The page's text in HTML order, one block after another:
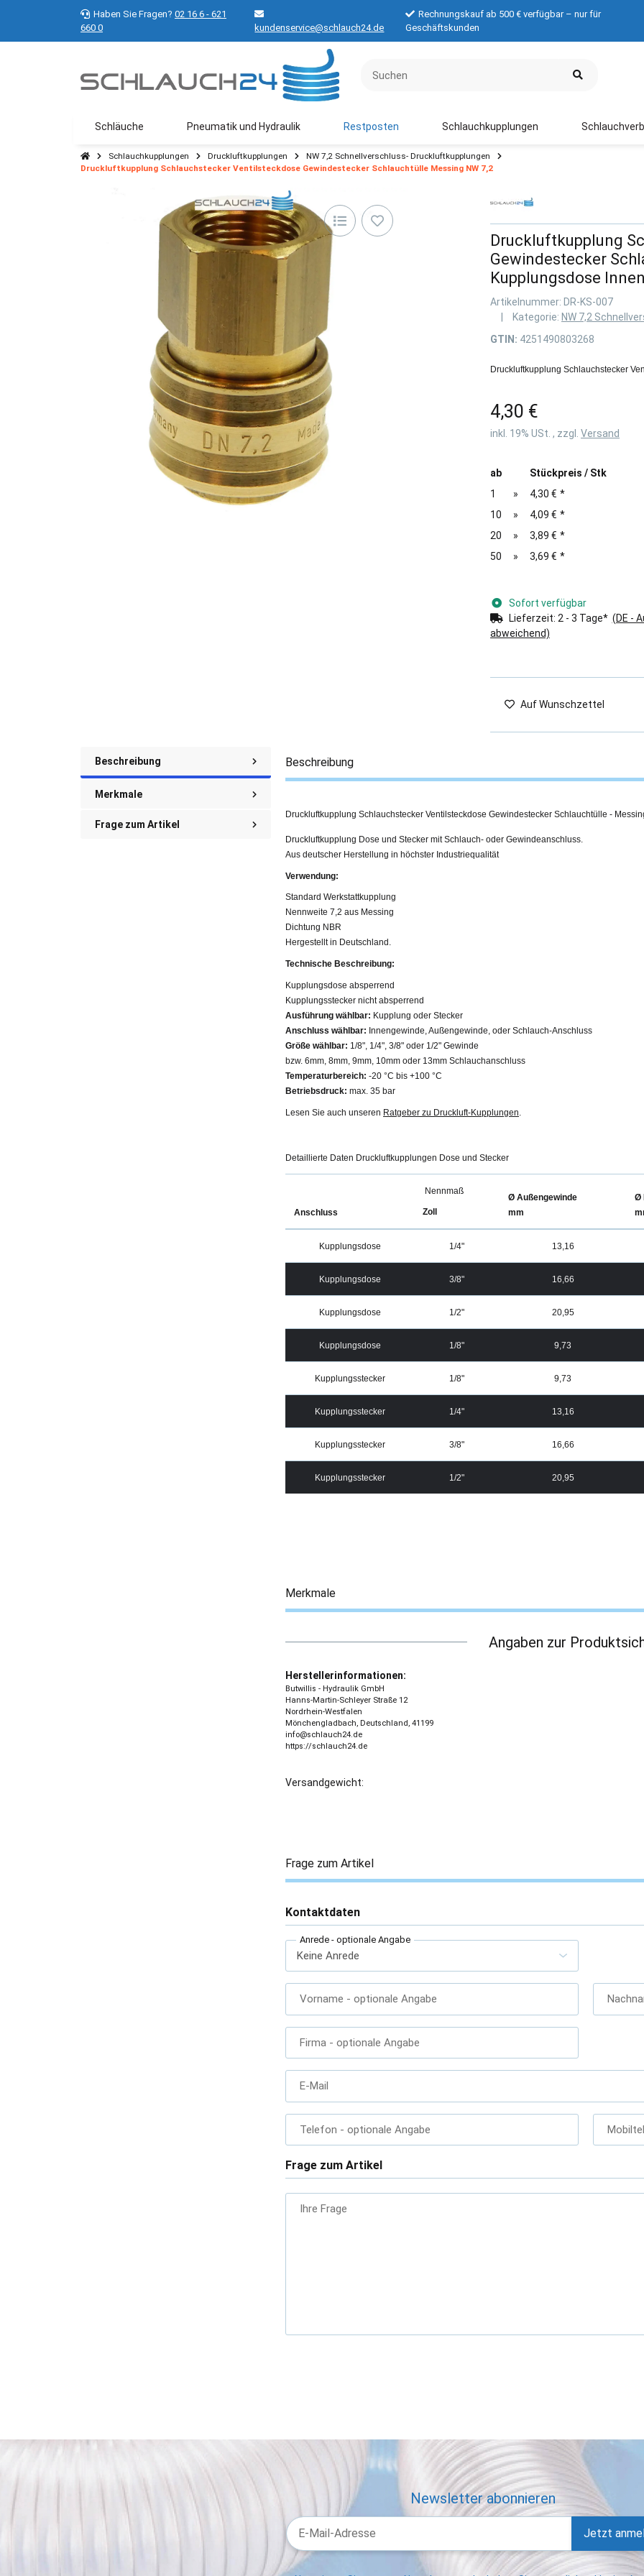
Haben Sie Fragen? 02 16 6 - 621
660 0
kundenservice@schlauch24.de
Rechnungskauf ab 500 € verfügbar – nur für
Geschäftskunden
Schläuche Pneumatik und Hydraulik Restposten Schlauchkupplungen
Schlauchkupplungen Druckluftkupplungen
NW 7,2 Schnellverschluss- Druckluftkupplungen
Druckluftkupplung Schlauchstecker Ventilsteckdose Gewindestecker Schlauchtülle Messing NW 7,2
Druckluftkupplung
Gewindestecker
Kupplungsdose
Artikelnummer: DR-KS-007
Kategorie: NW 7,2
GTIN: 4251490803268
Druckluftkupplung Schlauchstecker
4,30 €
inkl. 19% USt. , zzgl. Versand
ab
Stückpreis / Stk
1
» 4,30 € *
10
» 4,09 € *
20
» 3,89 € *
50
» 3,69 € *
Sofort verfügbar
Lieferzeit: 2 - 3 Tage* (DE -
abweichend)
Auf Wunschzettel
Beschreibung
Merkmale
Frage zum Artikel
Beschreibung
Druckluftkupplung Schlauchstecker Ventilsteckdose Gewindestecker Schlauchtülle -
Druckluftkupplung Dose und Stecker mit Schlauch- oder Gewindeanschluss.
Aus deutscher Herstellung in höchster Industriequalität
Verwendung:
Standard Werkstattkupplung
Nennweite 7,2 aus Messing
Dichtung NBR
Hergestellt in Deutschland.
Technische Beschreibung:
Kupplungsdose absperrend
Kupplungsstecker nicht absperrend
Ausführung wählbar: Kupplung oder Stecker
Anschluss wählbar: Innengewinde, Außengewinde, oder Schlauch-Anschluss
Größe wählbar: 1/8", 1/4", 3/8" oder 1/2" Gewinde
bzw. 6mm, 8mm, 9mm, 10mm oder 13mm Schlauchanschluss
Temperaturbereich: -20 °C bis +100 °C
Betriebsdruck: max. 35 bar
Lesen Sie auch unseren Ratgeber zu Druckluft-Kupplungen
Detaillierte Daten Druckluftkupplungen Dose und Stecker
Anschluss
Nennmaß
Zoll
Ø Außengewinde
mm
Ø
Kupplungsdose 1/4" 13,16
Kupplungsdose 3/8" 16,66
Kupplungsdose 1/2" 20,95
Kupplungsdose 1/8" 9,73
Kupplungsstecker 1/8" 9,73
Kupplungsstecker 1/4" 13,16
Kupplungsstecker 3/8" 16,66
Kupplungsstecker 1/2" 20,95
Merkmale
Angaben zur
Herstellerinformationen:
Butwillis - Hydraulik GmbH
Hanns-Martin-Schleyer Straße 12
Nordrhein-Westfalen
Mönchengladbach, Deutschland, 41199
info@schlauch24.de
https://schlauch24.de
Versandgewicht:
Frage zum Artikel
Kontaktdaten
Anrede - optionale Angabe
Vorname - optionale Angabe
Firma - optionale Angabe
E-Mail
Telefon - optionale Angabe
Frage zum Artikel
Ihre Frage
Newsletter abonnieren
Jetzt